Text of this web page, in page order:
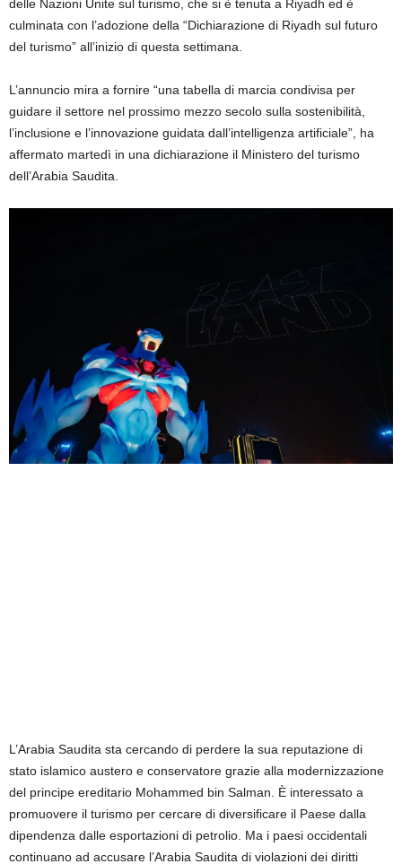
delle Nazioni Unite sul turismo, che si è tenuta a Riyadh ed è
culminata con l’adozione della “Dichiarazione di Riyadh sul futuro
del turismo” all’inizio di questa settimana.
L’annuncio mira a fornire “una tabella di marcia condivisa per
guidare il settore nel prossimo mezzo secolo sulla sostenibilità,
l’inclusione e l’innovazione guidata dall’intelligenza artificiale”, ha
affermato martedì in una dichiarazione il Ministero del turismo
dell’Arabia Saudita.
L’Arabia Saudita sta cercando di perdere la sua reputazione di
stato islamico austero e conservatore grazie alla modernizzazione
del principe ereditario Mohammed bin Salman. È interessato a
promuovere il turismo per cercare di diversificare il Paese dalla
dipendenza dalle esportazioni di petrolio. Ma i paesi occidentali
continuano ad accusare l’Arabia Saudita di violazioni dei diritti